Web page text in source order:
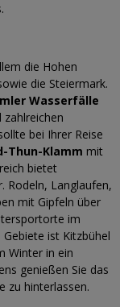
die Hohen
die Steiermark.
Wasserfälle
bei Ihrer Reise
Thun-Klamm mit
bietet
Rodeln, Langlaufen,
mit Gipfeln über
im
ist Kitzbühel
Winter in ein
genießen Sie das
zu hinterlassen.